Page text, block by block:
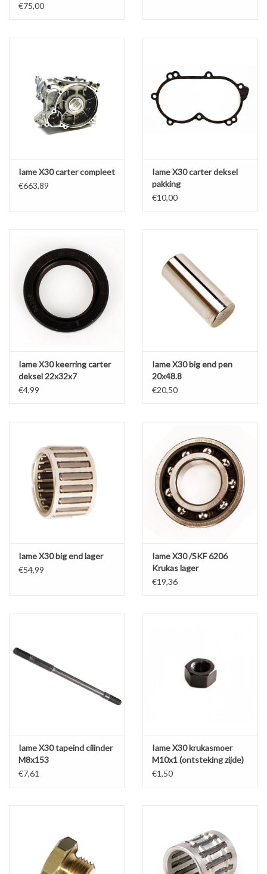
€75,00
Iame X30 carter compleet
€663,89
Iame X30 carter deksel
pakking
€10,00
Iame X30 keerring carter
deksel 22x32x7
€4,99
Iame X30 big end pen
20x48.8
€20,50
Iame X30 big end lager
€54,99
Iame X30 /SKF 6206
Krukas lager
€19,36
Iame X30 tapeind cilinder
M8x153
€7,61
Iame X30 krukasmoer
M10x1 (ontsteking zijde)
€1,50